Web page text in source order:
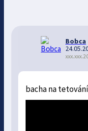
Bobca
bacha na